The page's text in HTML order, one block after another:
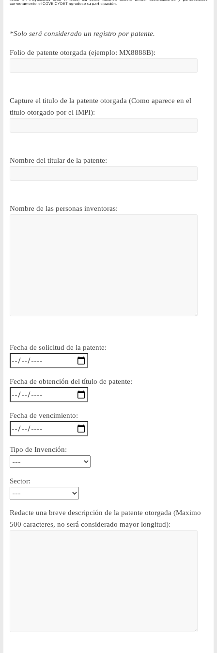
y
Desarrollo
*Solo será considerado un registro por patente.
Folio de patente otorgada (ejemplo: MX8888B):
Capture el titulo de la patente otorgada (Como aparece en el
titulo otorgado por el IMPI):
Nombre del titular de la patente:
Nombre de las personas inventoras:
Fecha de solicitud de la patente:
Fecha de obtención del título de patente:
Fecha de vencimiento:
Tipo de Invención:
Sector:
Redacte una breve descripción de la patente otorgada (Maximo
500 caracteres, no será considerado mayor longitud):